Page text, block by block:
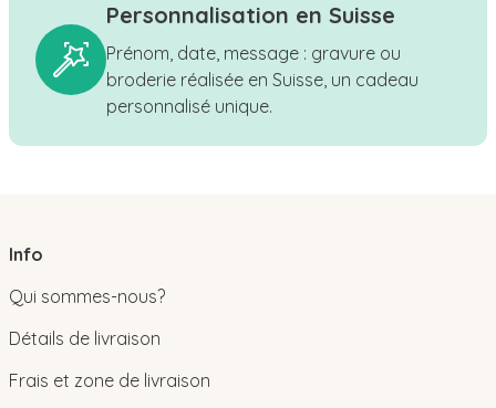
Personnalisation en Suisse
Prénom, date, message : gravure ou
broderie réalisée en Suisse, un cadeau
personnalisé unique.
Info
Qui sommes-nous?
Détails de livraison
Frais et zone de livraison